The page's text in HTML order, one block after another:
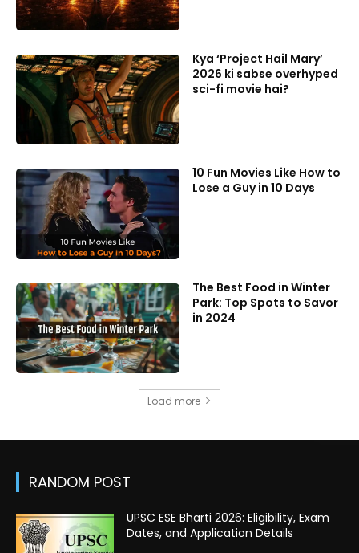
Kya ‘Project Hail Mary’
2026 ki sabse overhyped
sci-fi movie hai?
10 Fun Movies Like How to
Lose a Guy in 10 Days
The Best Food in Winter
Park: Top Spots to Savor
in 2024
Load more
RANDOM POST
UPSC ESE Bharti 2026: Eligibility, Exam
Dates, and Application Details